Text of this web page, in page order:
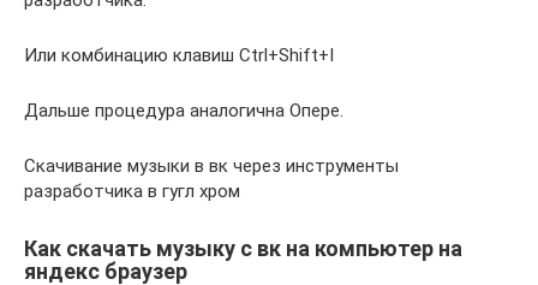
Или комбинацию клавиш Ctrl+Shift+I
Дальше процедура аналогична Опере.
Скачивание музыки в вк через инструменты
разработчика в гугл хром
Как скачать музыку с вк на компьютер на
яндекс браузер